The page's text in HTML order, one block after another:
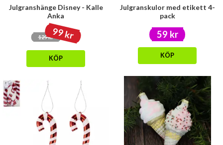
Julgranshänge Disney - Kalle
Anka
129 kr99 kr
KÖP
Julgranskulor med etikett 4-
pack
59 kr
KÖP